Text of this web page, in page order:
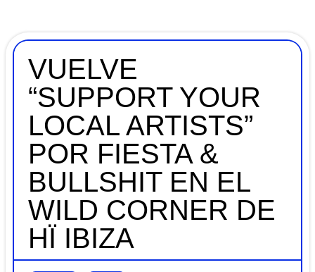
VUELVE
“SUPPORT YOUR
LOCAL ARTISTS”
POR FIESTA &
BULLSHIT EN EL
WILD CORNER DE
HÏ IBIZA